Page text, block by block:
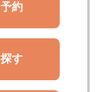
予約
探す